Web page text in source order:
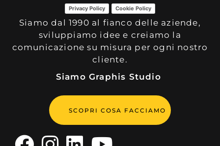
Privacy Policy Cookie Policy
Siamo dal 1990 al fianco delle aziende,
sviluppiamo idee e creiamo la
comunicazione su misura per ogni nostro
cliente.
Siamo Graphis Studio
SCOPRI COSA FACCIAMO